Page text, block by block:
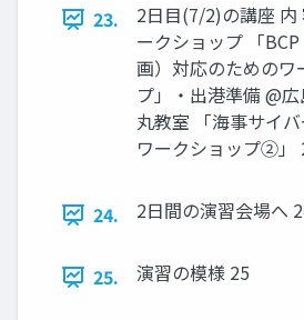
23.
2日目(7/2)の講座 内
ークショップ 「
画）対応のためのワ
プ」・出港準備 @
丸教室 「海事サイ
ワークショップ②」
24. 2日間の演習会場へ
25. 演習の模様 25